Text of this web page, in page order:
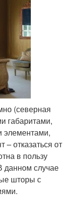
(северная
габаритами,
элементами,
отказаться от
в пользу
данном случае
шторы с